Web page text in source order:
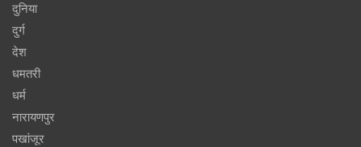
दुनिया
दुर्ग
देश
धमतरी
धर्म
नारायणपुर
पखांजूर